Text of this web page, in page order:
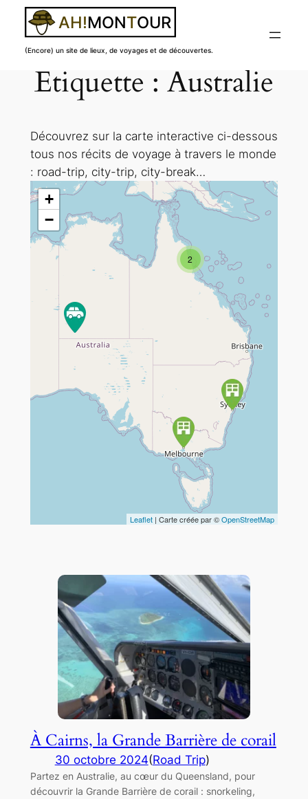
(Encore) un site de lieux, de voyages et de découvertes.
Étiquette : Australie
Découvrez sur la carte interactive ci-dessous
tous nos récits de voyage à travers le monde
: road-trip, city-trip, city-break…
If you see this after your page is
loaded completely, leafletJS files
are missing.
2
+
−
Leaflet | Carte créée par ©OpenStreetMap
À Cairns, la Grande Barrière de corail
30 octobre 2024(Road Trip)
Partez en Australie, au cœur du Queensland, pour
découvrir la Grande Barrière de corail : snorkeling,